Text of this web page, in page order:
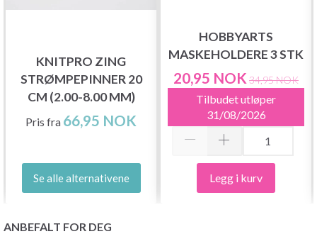
KNITPRO ZING
STRØMPEPINNER 20
CM (2.00-8.00 MM)
Pris fra 66,95 NOK
Se alle alternativene
HOBBYARTS
MASKEHOLDERE 3 STK
20,95 NOK 34,95 NOK
Tilbudet utløper
31/08/2026
Legg i kurv
ANBEFALT FOR DEG